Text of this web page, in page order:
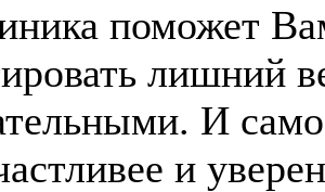
поможет
лишний
И
и